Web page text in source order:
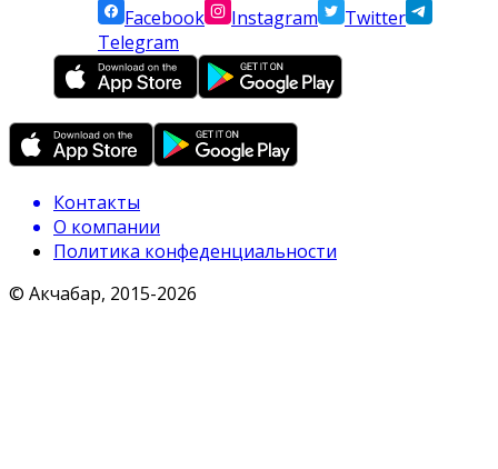
Facebook
Instagram
Twitter
Telegram
Контакты
О компании
Политика конфеденциальности
© Акчабар, 2015-2026